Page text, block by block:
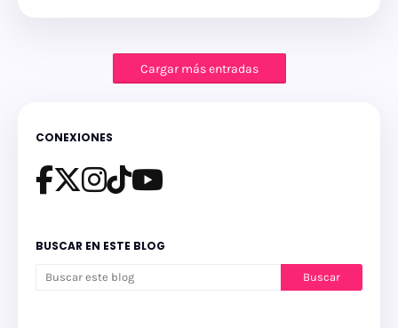
Cargar más entradas
CONEXIONES
BUSCAR EN ESTE BLOG